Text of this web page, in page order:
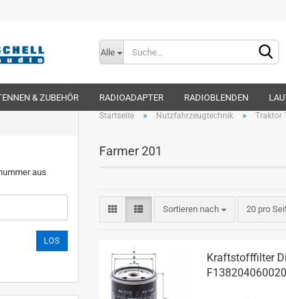
Alle
& ZUBEHÖR RADIOADAPTER RADIOBLENDEN
Startseite » Nutzfahrzeugtechnik » Traktor
Farmer 201
Sortieren nach 20 pro
Kraftstofffilter
aus
LOS